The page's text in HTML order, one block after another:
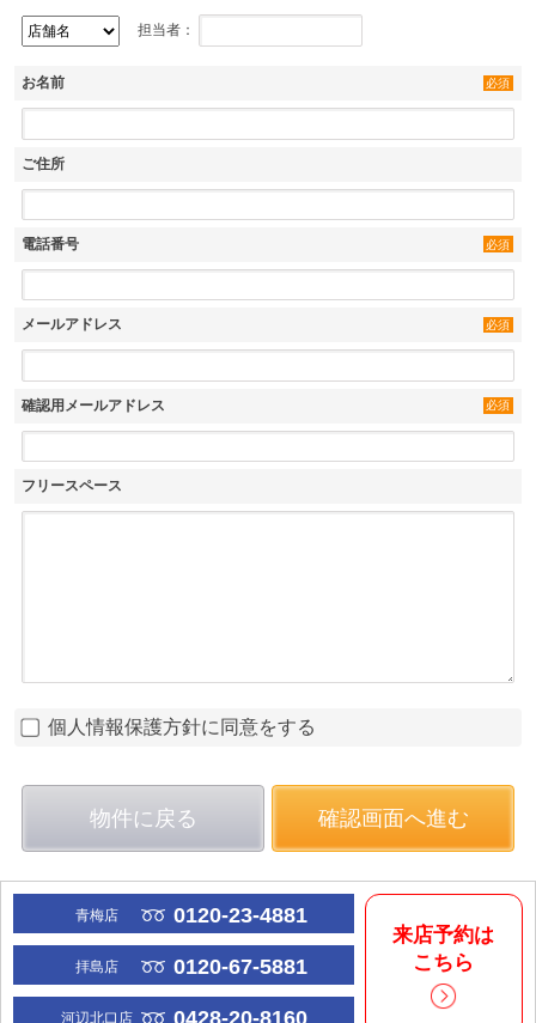
担当者：
お名前 必須
ご住所
電話番号 必須
メールアドレス 必須
確認用メールアドレス 必須
フリースペース
個人情報保護方針に同意をする
物件に戻る 確認画面へ進む
青梅店 0120-23-4881
拝島店 0120-67-5881
河辺北口店
来店予約は
こちら